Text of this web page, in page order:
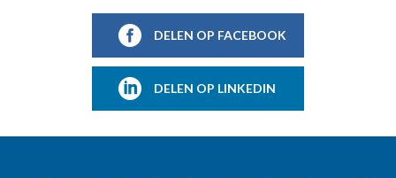
DELEN OP FACEBOOK
DELEN OP LINKEDIN